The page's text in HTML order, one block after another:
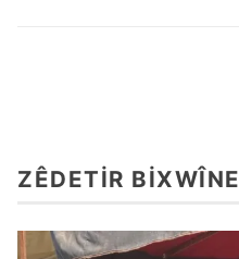
ZÊDETIR BIXWÎNE